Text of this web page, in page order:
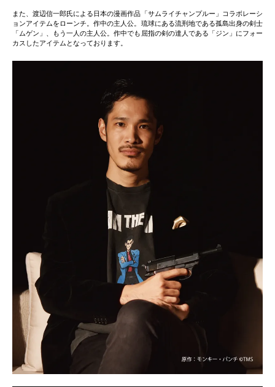
また、渡辺信一郎氏による日本の漫画作品「サムライチャンプルー」コラボレーシ
ョンアイテムをローンチ。作中の主人公。琉球にある流刑地である孤島出身の剣士
「ムゲン」、もう一人の主人公。作中でも屈指の剣の達人である「ジン」にフォー
カスしたアイテムとなっております。